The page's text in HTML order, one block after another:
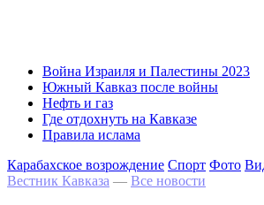
Война Израиля и Палестины 2023
Южный Кавказ после войны
Нефть и газ
Где отдохнуть на Кавказе
Правила ислама
Карабахское возрождение Спорт Фото
Вестник Кавказа — Все новости